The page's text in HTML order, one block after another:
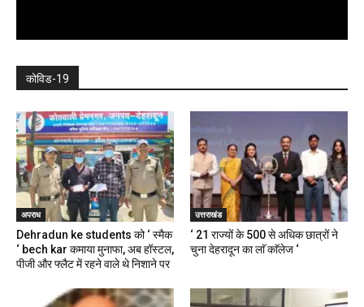
कोविड-19
अपराध
Dehradun ke students को ‘ स्मैक
‘ bech kar कमाया मुनाफा, अब हॉस्टल,
पीजी और फ्लैट में रहने वाले थे निशाने पर
उत्तराखंड
‘ 21 राज्यों के 500 से अधिक छात्रों ने
चुना देहरादून का लाॅ काॅलेज ‘